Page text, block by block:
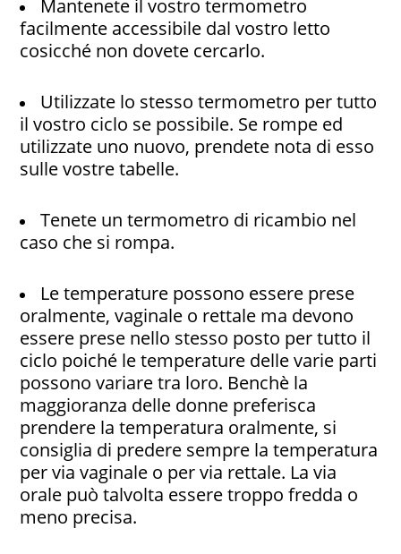
Mantenete il vostro termometro
facilmente accessibile dal vostro letto
cosicché non dovete cercarlo.
Utilizzate lo stesso termometro per tutto
il vostro ciclo se possibile. Se rompe ed
utilizzate uno nuovo, prendete nota di esso
sulle vostre tabelle.
Tenete un termometro di ricambio nel
caso che si rompa.
Le temperature possono essere prese
oralmente, vaginale o rettale ma devono
essere prese nello stesso posto per tutto il
ciclo poiché le temperature delle varie parti
possono variare tra loro. Benchè la
maggioranza delle donne preferisca
prendere la temperatura oralmente, si
consiglia di predere sempre la temperatura
per via vaginale o per via rettale. La via
orale può talvolta essere troppo fredda o
meno precisa.